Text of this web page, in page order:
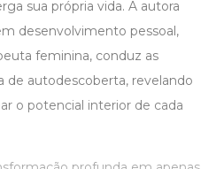
sua própria vida. A autora
desenvolvimento pessoal,
feminina, conduz as
de autodescoberta, revelando
o potencial interior de cada